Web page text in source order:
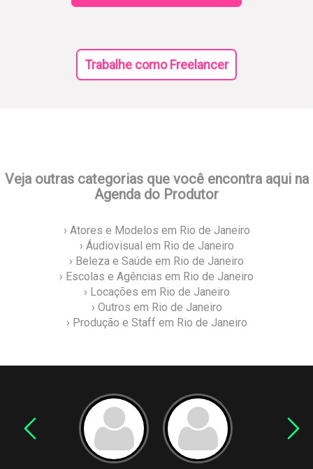
Trabalhe como Freelancer
Veja outras categorias que você encontra aqui na
Agenda do Produtor
› Atores e Modelos em Rio de Janeiro
› Áudiovisual em Rio de Janeiro
› Beleza e Saúde em Rio de Janeiro
› Escolas e Agências em Rio de Janeiro
› Locações em Rio de Janeiro
› Outros em Rio de Janeiro
› Produção e Staff em Rio de Janeiro